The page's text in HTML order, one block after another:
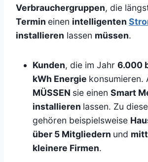
Verbrauchergruppen, die
Termin einen intelligenten
installieren lassen müssen.
Kunden, die im Jahr 6.000
kWh Energie konsumieren.
MÜSSEN sie einen Smart
installieren lassen. Zu
gehören beispielsweise
über 5 Mitgliedern und
kleinere Firmen.